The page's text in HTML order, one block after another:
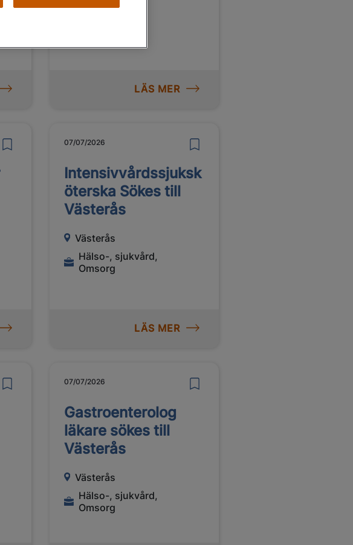
LÄS MER
07/07/2026
Intensivvårdssjuksk
öterska Sökes till
Västerås
Västerås
Hälso-, sjukvård,
Omsorg
LÄS MER
07/07/2026
Gastroenterolog
läkare sökes till
Västerås
Västerås
Hälso-, sjukvård,
Omsorg